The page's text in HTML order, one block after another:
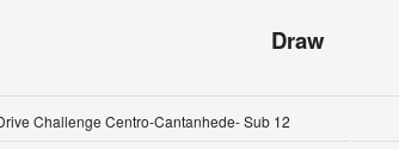
Draw
Challenge Centro-Cantanhede- Sub 12